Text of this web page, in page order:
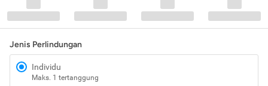
Jenis Perlindungan
Individu
Maks. 1 tertanggung